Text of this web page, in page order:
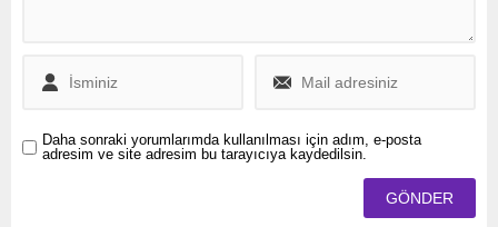
Daha sonraki yorumlarımda kullanılması için adım, e-posta
adresim ve site adresim bu tarayıcıya kaydedilsin.